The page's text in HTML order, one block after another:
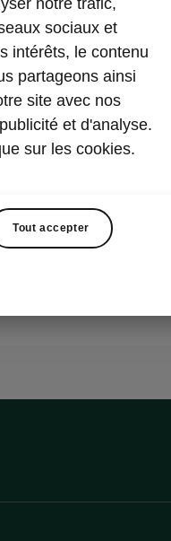
pleinement sur le
sociaux et
intérêts, le contenu
partageons ainsi
site avec nos
et d'analyse.
sur les cookies.
Tout accepter